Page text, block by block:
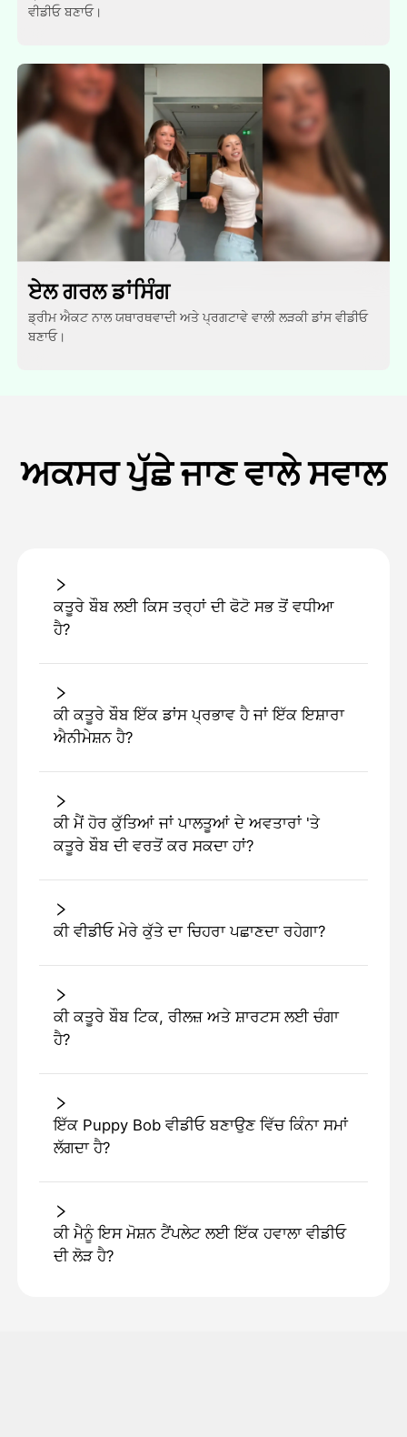
ਵੀਡੀਓ ਬਣਾਓ।
ਏਲ ਗਰਲ ਡਾਂਸਿੰਗ
ਡ੍ਰੀਮ ਐਕਟ ਨਾਲ ਯਥਾਰਥਵਾਦੀ ਅਤੇ ਪ੍ਰਗਟਾਵੇ ਵਾਲੀ ਲੜਕੀ ਡਾਂਸ ਵੀਡੀਓ
ਬਣਾਓ।
ਅਕਸਰ ਪੁੱਛੇ ਜਾਣ ਵਾਲੇ ਸਵਾਲ
ਕਤੂਰੇ ਬੌਬ ਲਈ ਕਿਸ ਤਰ੍ਹਾਂ ਦੀ ਫੋਟੋ ਸਭ ਤੋਂ ਵਧੀਆ
ਹੈ?
ਕੀ ਕਤੂਰੇ ਬੌਬ ਇੱਕ ਡਾਂਸ ਪ੍ਰਭਾਵ ਹੈ ਜਾਂ ਇੱਕ ਇਸ਼ਾਰਾ
ਐਨੀਮੇਸ਼ਨ ਹੈ?
ਕੀ ਮੈਂ ਹੋਰ ਕੁੱਤਿਆਂ ਜਾਂ ਪਾਲਤੂਆਂ ਦੇ ਅਵਤਾਰਾਂ 'ਤੇ
ਕਤੂਰੇ ਬੌਬ ਦੀ ਵਰਤੋਂ ਕਰ ਸਕਦਾ ਹਾਂ?
ਕੀ ਵੀਡੀਓ ਮੇਰੇ ਕੁੱਤੇ ਦਾ ਚਿਹਰਾ ਪਛਾਣਦਾ ਰਹੇਗਾ?
ਕੀ ਕਤੂਰੇ ਬੌਬ ਟਿਕ, ਰੀਲਜ਼ ਅਤੇ ਸ਼ਾਰਟਸ ਲਈ ਚੰਗਾ
ਹੈ?
ਇੱਕ Puppy Bob ਵੀਡੀਓ ਬਣਾਉਣ ਵਿੱਚ ਕਿੰਨਾ ਸਮਾਂ
ਲੱਗਦਾ ਹੈ?
ਕੀ ਮੈਨੂੰ ਇਸ ਮੋਸ਼ਨ ਟੈਂਪਲੇਟ ਲਈ ਇੱਕ ਹਵਾਲਾ ਵੀਡੀਓ
ਦੀ ਲੋੜ ਹੈ?